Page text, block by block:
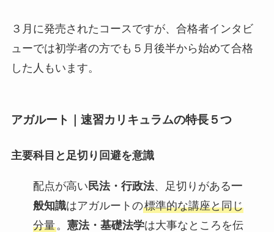
３月に発売されたコースですが、合格者インタビ
ューでは初学者の方でも５月後半から始めて合格
した人もいます。
アガルート｜速習カリキュラムの特長５つ
主要科目と足切り回避を意識
配点が高い 民法・行政法、足切りがある一
般知識はアガルートの標準的な講座と同じ
分量。 憲法・基礎法学は大事なところを伝